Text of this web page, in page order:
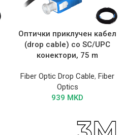
Оптички приклучен кабел
(drop cable) со SC/UPC
конектори, 75 m
Fiber Optic Drop Cable, Fiber
Optics
939 MKD